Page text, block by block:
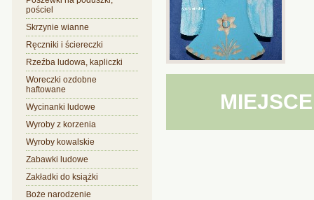
pościel
Skrzynie wianne
Ręczniki i ściereczki
Rzeźba ludowa, kapliczki
Woreczki ozdobne
haftowane
Wycinanki ludowe
Wyroby z korzenia
Wyroby kowalskie
Zabawki ludowe
Zakładki do książki
Boże narodzenie